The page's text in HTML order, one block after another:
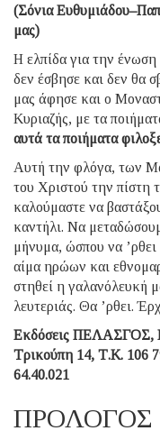
(Σόνια
μας)
Η ελπίδα για την
δεν έσβησε και δεν θα
μας άφησε και ο
Κυριαζής, με τα
αυτά τα ποιήματα
Αυτή την φλόγα, των
του Χριστού την πίστη
καλούμαστε να
καντήλι. Να
μήνυμα, ώσπου να
αίμα ηρώων και
στηθεί η γαλα­νό­λευκή
λευτε­ριάς. Θα ’ρθει.
Εκδόσεις ΠΕΛΑΣΓΟΣ,
Τρικούπη 14, Τ.Κ. 106
64.40.021
ΠΡΟΛΟΓΟΣ